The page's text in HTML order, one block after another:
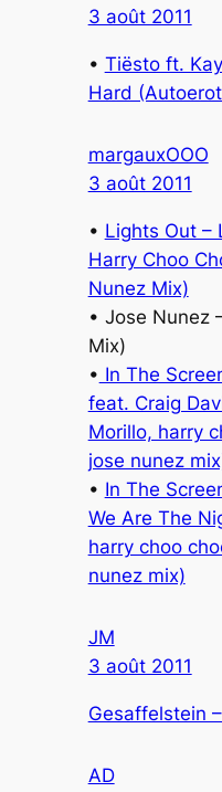
3 août 2011
• Tiësto ft.
Hard
margauxOOO
3 août 2011
• Lights Out –
Harry Choo
Nunez Mix)
• Jose Nunez
Mix)
• In The
feat. Craig
Morillo, harry
jose nunez
• In The
We Are The
harry choo
nunez mix)
JM
3 août 2011
Gesaffelstein
AD